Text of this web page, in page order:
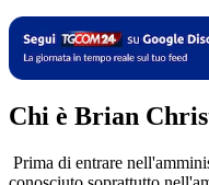
Chi è Brian
Prima di entrare